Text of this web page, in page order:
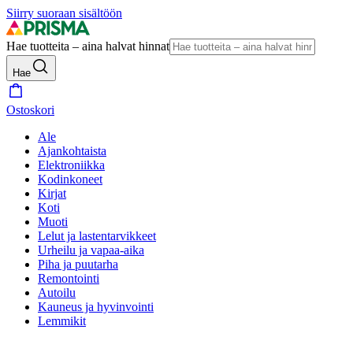
Siirry suoraan sisältöön
Hae tuotteita – aina halvat hinnat
Hae
Ostoskori
Ale
Ajankohtaista
Elektroniikka
Kodinkoneet
Kirjat
Koti
Muoti
Lelut ja lastentarvikkeet
Urheilu ja vapaa-aika
Piha ja puutarha
Remontointi
Autoilu
Kauneus ja hyvinvointi
Lemmikit